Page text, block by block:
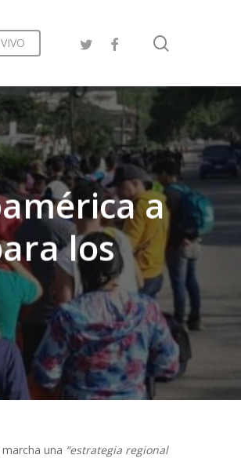
a
los
una “estrategia regional